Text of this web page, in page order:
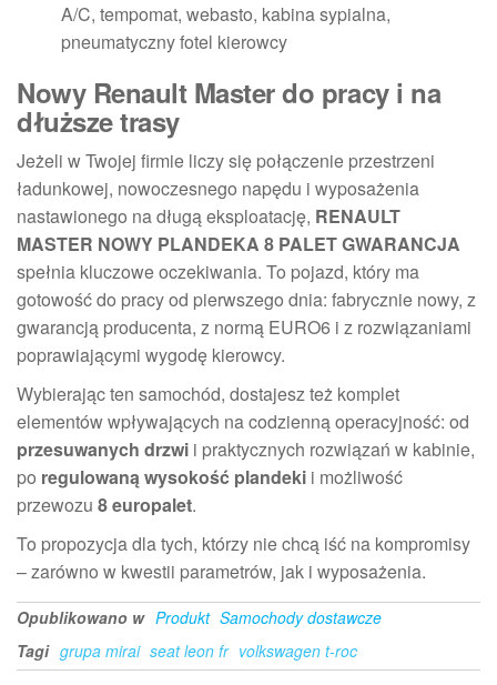
A/C, tempomat, webasto, kabina sypialna,
pneumatyczny fotel kierowcy
Nowy Renault Master do pracy i na
dłuższe trasy
Jeżeli w Twojej firmie liczy się połączenie przestrzeni
ładunkowej, nowoczesnego napędu i wyposażenia
nastawionego na długą eksploatację, RENAULT
MASTER NOWY PLANDEKA 8 PALET GWARANCJA
spełnia kluczowe oczekiwania. To pojazd, który ma
gotowość do pracy od pierwszego dnia: fabrycznie nowy, z
gwarancją producenta, z normą EURO6 i z rozwiązaniami
poprawiającymi wygodę kierowcy.
Wybierając ten samochód, dostajesz też komplet
elementów wpływających na codzienną operacyjność: od
przesuwanych drzwi i praktycznych rozwiązań w kabinie,
po regulowaną wysokość plandeki i możliwość
przewozu 8 europalet.
To propozycja dla tych, którzy nie chcą iść na kompromisy
– zarówno w kwestii parametrów, jak i wyposażenia.
Opublikowano w Produkt Samochody dostawcze
Tagi grupa mirai seat leon fr volkswagen t-roc